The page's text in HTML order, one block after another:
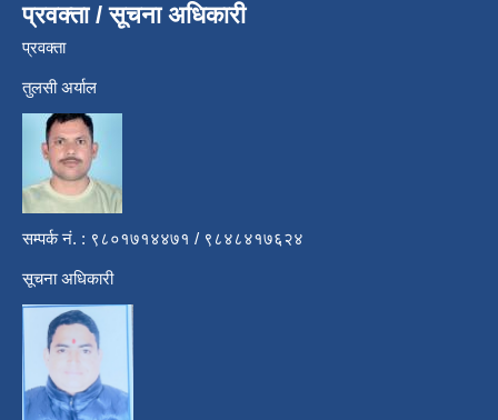
प्रवक्ता / सूचना अधिकारी
प्रवक्ता
तुलसी अर्याल
सम्पर्क नं. : ९८०१७१४४७१ / ९८४८४१७६२४
सूचना अधिकारी